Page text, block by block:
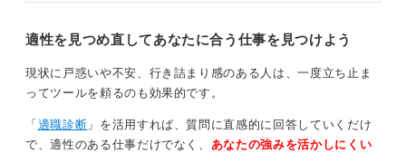
適性を見つめ直してあなたに合う仕事を見つけよう
現状に戸惑いや不安、行き詰まり感のある人は、一度立ち止ま
ってツールを頼るのも効果的です。
「 適職診断 」を活用すれば、質問に直感的に回答していくだけ
で、適性のある仕事だけでなく、 あなたの強みを活かしにくい